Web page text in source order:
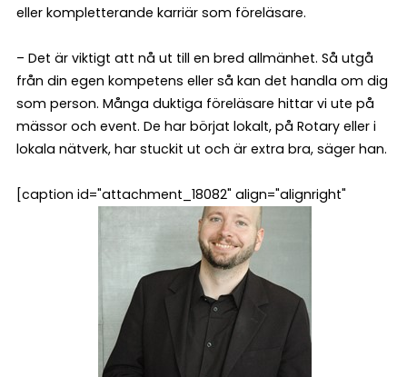
eller kompletterande karriär som föreläsare.
– Det är viktigt att nå ut till en bred allmänhet. Så utgå
från din egen kompetens eller så kan det handla om dig
som person. Många duktiga föreläsare hittar vi ute på
mässor och event. De har börjat lokalt, på Rotary eller i
lokala nätverk, har stuckit ut och är extra bra, säger han.
[caption id="attachment_18082" align="alignright"